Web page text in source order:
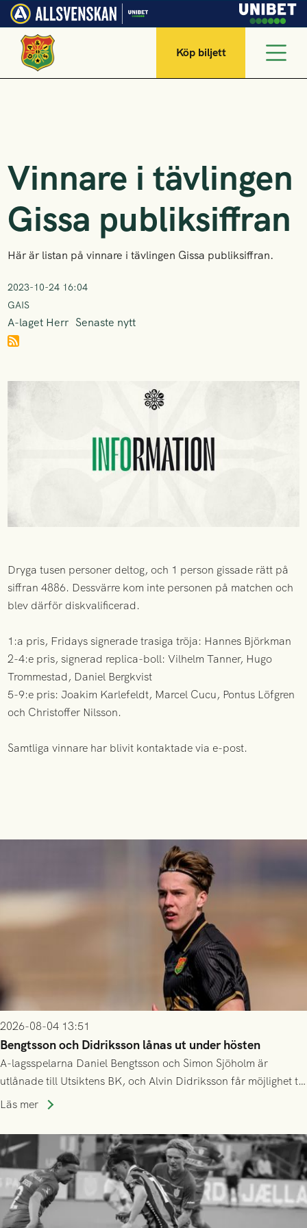
Köp biljett
Vinnare i tävlingen
Gissa publiksiffran
Här är listan på vinnare i tävlingen Gissa publiksiffran.
2023-10-24 16:04
GAIS
A-laget Herr Senaste nytt
Dryga tusen personer deltog, och 1 person gissade rätt på
siffran 4886. Dessvärre kom inte personen på matchen och
blev därför diskvalificerad.
1:a pris, Fridays signerade trasiga tröja: Hannes Björkman
2-4:e pris, signerad replica-boll: Vilhelm Tanner, Hugo
Trommestad, Daniel Bergkvist
5-9:e pris: Joakim Karlefeldt, Marcel Cucu, Pontus Löfgren
och Christoffer Nilsson.
Samtliga vinnare har blivit kontaktade via e-post.
2026-08-04 13:51
Bengtsson och Didriksson lånas ut under hösten
A-lagsspelarna Daniel Bengtsson och Simon Sjöholm är
utlånade till Utsiktens BK, och Alvin Didriksson får möjlighet till
speltid i Hestrafors genom föreningssamarbete.
Läs mer